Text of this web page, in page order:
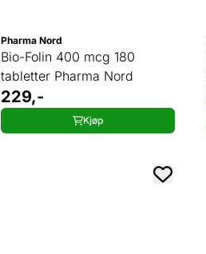
Pharma Nord
Bio-Folin 400 mcg 180
tabletter Pharma Nord
229,-
Kjøp